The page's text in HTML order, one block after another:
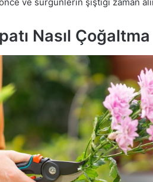
ve sürgünlerin şiştiği zaman
Nasıl Çoğaltma